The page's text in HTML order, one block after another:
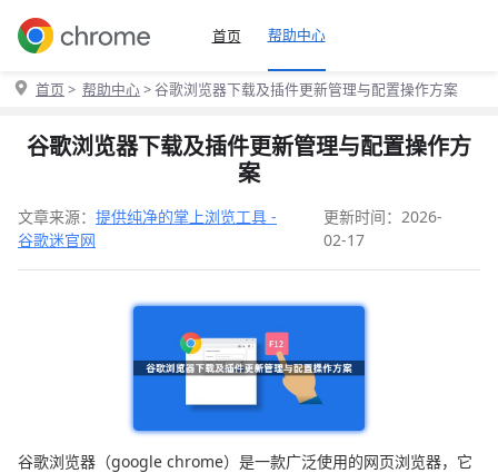
首页 帮助中心
首页 > 帮助中心> 谷歌浏览器下载及插件更新管理与配置操作方案
谷歌浏览器下载及插件更新管理与配置操作方
案
文章来源： 提供纯净的掌上浏览工具 -
谷歌迷官网
更新时间：2026-
02-17
谷歌浏览器（google chrome）是一款广泛使用的网页浏览器，它